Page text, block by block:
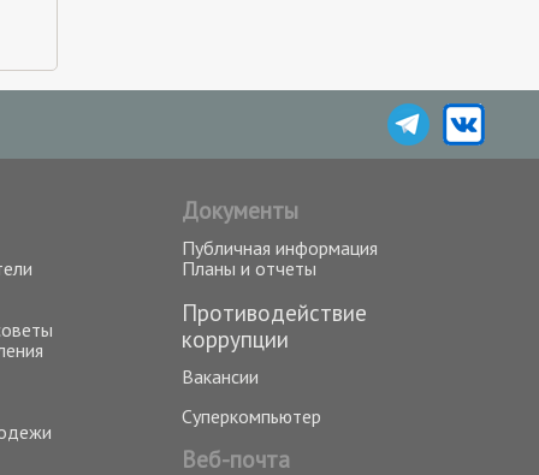
Документы
Публичная информация
Планы и отчеты
Противодействие
коррупции
Вакансии
Суперкомпьютер
Веб-почта